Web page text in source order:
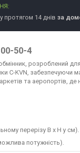
протягом 14 днів за
50-4
розроблений
C-KVN, забезпечуючи
та аеропортів, де
перерізу B х H у см).
потужність).